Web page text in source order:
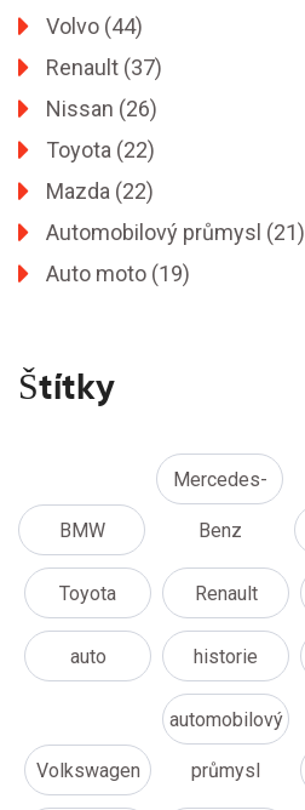
Volvo (44)
Renault (37)
Nissan (26)
Toyota (22)
Mazda (22)
Automobilový průmysl (21)
Auto moto (19)
Štítky
BMW
Mercedes-
Benz
Toyota Renault
auto historie
Volkswagen
automobilový
průmysl